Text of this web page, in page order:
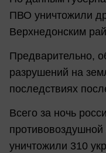
ПВО уничтожили
Верхнедонским
Предварительно,
разрушений на
последствиях
Всего за ночь
уничтожили 310